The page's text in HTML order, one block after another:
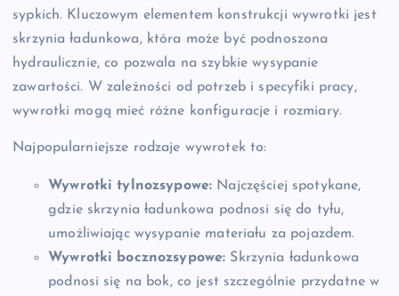
sypkich. Kluczowym elementem konstrukcji wywrotki jest
skrzynia ładunkowa, która może być podnoszona
hydraulicznie, co pozwala na szybkie wysypanie
zawartości. W zależności od potrzeb i specyfiki pracy,
wywrotki mogą mieć różne konfiguracje i rozmiary.
Najpopularniejsze rodzaje wywrotek to:
Wywrotki tylnozsypowe: Najczęściej spotykane,
gdzie skrzynia ładunkowa podnosi się do tyłu,
umożliwiając wysypanie materiału za pojazdem.
Wywrotki bocznozsypowe: Skrzynia ładunkowa
podnosi się na bok, co jest szczególnie przydatne w